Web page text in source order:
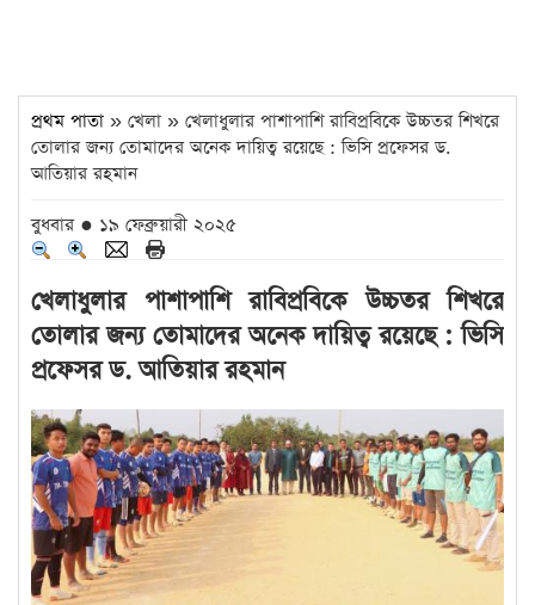
প্রথম পাতা » খেলা » খেলাধুলার পাশাপাশি রাবিপ্রবিকে উচ্চতর শিখরে
তোলার জন্য তোমাদের অনেক দায়িত্ব রয়েছে : ভিসি প্রফেসর ড.
আতিয়ার রহমান
বুধবার ● ১৯ ফেব্রুয়ারী ২০২৫
খেলাধুলার পাশাপাশি রাবিপ্রবিকে উচ্চতর শিখরে
তোলার জন্য তোমাদের অনেক দায়িত্ব রয়েছে : ভিসি
প্রফেসর ড. আতিয়ার রহমান